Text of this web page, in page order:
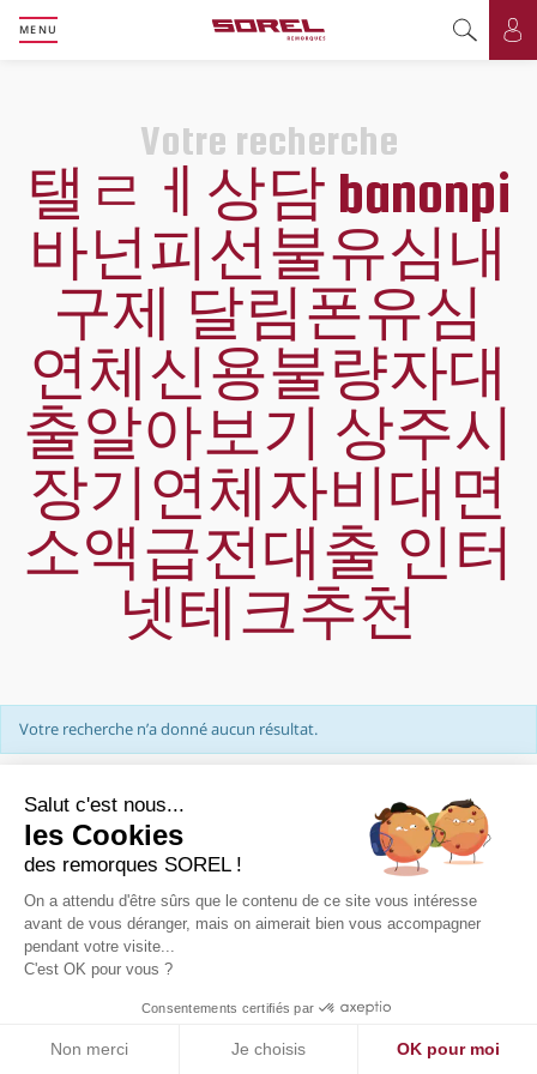
MENU Basculer
탤ㄹㅔ상담 banonpi
바넌피선불유심내
구제 달림폰유심
연체신용불량자대
출알아보기 상주시
장기연체자비대면
소액급전대출 인터
넷테크추천
Votre recherche
Votre recherche n’a donné aucun résultat.
PRÉSENTATION
MENTIONS LÉGALES
Salut c'est nous...
les Cookies
des remorques SOREL !
On a attendu d'être sûrs que le contenu de ce site vous intéresse
avant de vous déranger, mais on aimerait bien vous accompagner
pendant votre visite...
C'est OK pour vous ?
Consentements certifiés par
Non merci Je choisis OK pour moi